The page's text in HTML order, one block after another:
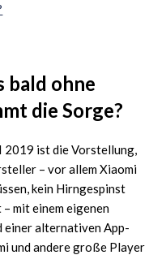
bald ohne
die Sorge?
2019 ist die Vorstellung,
– vor allem Xiaomi
kein Hirngespinst
mit einem eigenen
einer alternativen App-
und andere große Player